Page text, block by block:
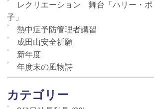
レクリエーション 舞台「ハリー・ポ
子」
熱中症予防管理者講習
成田山安全祈願
新年度
年度末の風物詩
カテゴリー